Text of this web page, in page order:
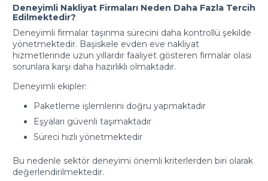
Deneyimli Nakliyat Firmaları Neden Daha Fazla Tercih
Edilmektedir?
Deneyimli firmalar taşınma sürecini daha kontrollü şekilde
yönetmektedir. Başiskele evden eve nakliyat
hizmetlerinde uzun yıllardır faaliyet gösteren firmalar olası
sorunlara karşı daha hazırlıklı olmaktadır.
Deneyimli ekipler:
Paketleme işlemlerini doğru yapmaktadır
Eşyaları güvenli taşımaktadır
Süreci hızlı yönetmektedir
Bu nedenle sektör deneyimi önemli kriterlerden biri olarak
değerlendirilmektedir.